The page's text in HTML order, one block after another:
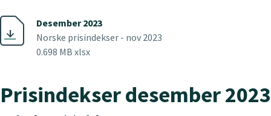
Desember 2023
Norske prisindekser - nov 2023
0.698 MB xlsx
Prisindekser desember 2023